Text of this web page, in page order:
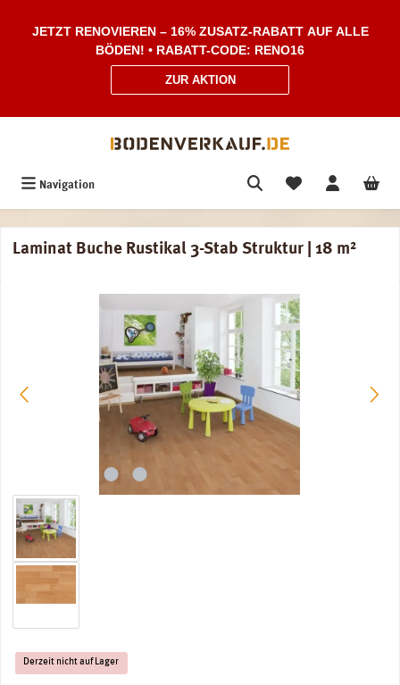
JETZT RENOVIEREN – 16% ZUSATZ-RABATT AUF ALLE
BÖDEN! • RABATT-CODE: RENO16
ZUR AKTION
Navigation
Laminat Buche Rustikal 3-Stab Struktur | 18 m²
Derzeit nicht auf Lager